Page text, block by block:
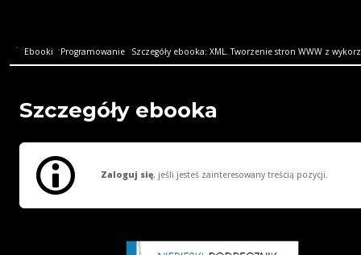
Ebooki Programowanie Szczegóły ebooka: XML. Tworzenie stron WWW z
Szczegóły ebooka
Zaloguj się, jeśli jesteś zainteresowany treścią pozycji.